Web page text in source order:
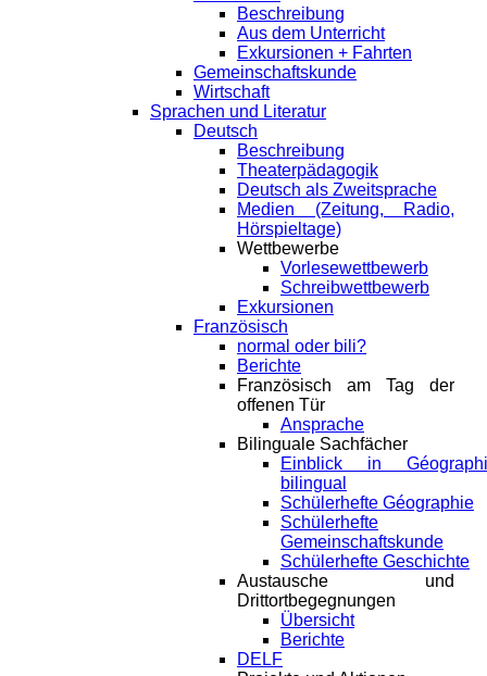
Beschreibung
Aus dem Unterricht
Exkursionen + Fahrten
Gemeinschaftskunde
Wirtschaft
Sprachen und Literatur
Deutsch
Beschreibung
Theaterpädagogik
Deutsch als Zweitsprache
Medien (Zeitung, Radio,
Hörspieltage)
Wettbewerbe
Vorlesewettbewerb
Schreibwettbewerb
Exkursionen
Französisch
normal oder bili?
Berichte
Französisch am Tag der
offenen Tür
Ansprache
Bilinguale Sachfächer
Einblick in
bilingual
Schülerhefte Géographie
Schülerhefte
Gemeinschaftskunde
Schülerhefte Geschichte
Austausche und
Drittortbegegnungen
Übersicht
Berichte
DELF